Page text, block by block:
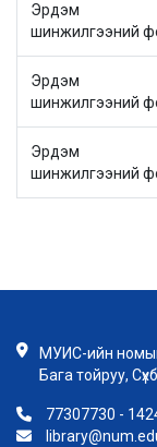
Эрдэм
шинжилгээний
Эрдэм
шинжилгээний
Эрдэм
шинжилгээний
МУИС-ийн
Бага тойруу,
77307730 -